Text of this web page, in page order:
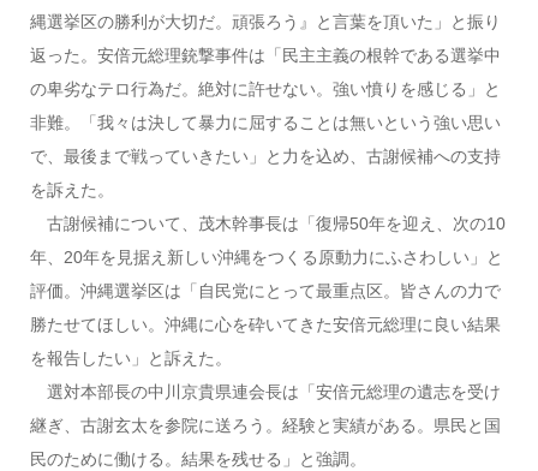
縄選挙区の勝利が大切だ。頑張ろう』と言葉を頂いた」と振り
返った。安倍元総理銃撃事件は「民主主義の根幹である選挙中
の卑劣なテロ行為だ。絶対に許せない。強い憤りを感じる」と
非難。「我々は決して暴力に屈することは無いという強い思い
で、最後まで戦っていきたい」と力を込め、古謝候補への支持
を訴えた。
古謝候補について、茂木幹事長は「復帰50年を迎え、次の10
年、20年を見据え新しい沖縄をつくる原動力にふさわしい」と
評価。沖縄選挙区は「自民党にとって最重点区。皆さんの力で
勝たせてほしい。沖縄に心を砕いてきた安倍元総理に良い結果
を報告したい」と訴えた。
選対本部長の中川京貴県連会長は「安倍元総理の遺志を受け
継ぎ、古謝玄太を参院に送ろう。経験と実績がある。県民と国
民のために働ける。結果を残せる」と強調。